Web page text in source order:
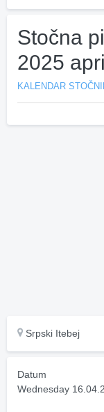
Stočna
2025
KALENDAR
Srpski Itebej
Datum
Wednesday